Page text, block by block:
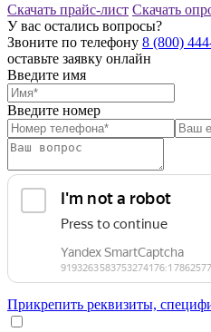
Скачать прайс-лист Скачать
У вас остались вопросы?
Звоните по телефону 8 (800)
оставьте заявку онлайн
Введите имя
Введите номер
Прикрепить реквизиты,